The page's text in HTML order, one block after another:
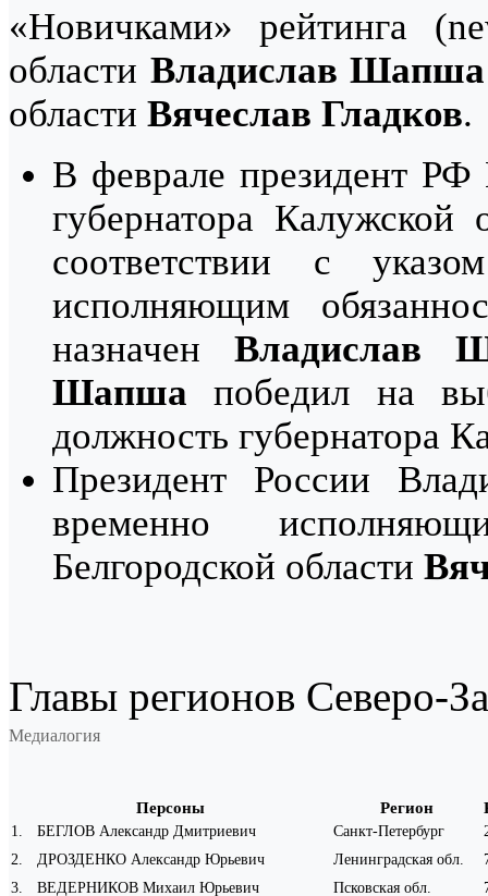
«Новичками» рейтинга
области Владислав Шапша
области Вячеслав Гладков.
В феврале президент РФ
губернатора
соответствии с
исполняющим
назначен Владислав
Шапша победил на
должность губернатора
Президент России
временно
Белгородской области
Главы регионов Северо-
Медиалогия
Персоны Регион
1. БЕГЛОВ Александр Дмитриевич Санкт-Петербург
2. ДРОЗДЕНКО Александр Юрьевич Ленинградская обл.
3. ВЕДЕРНИКОВ Михаил Юрьевич Псковская обл.